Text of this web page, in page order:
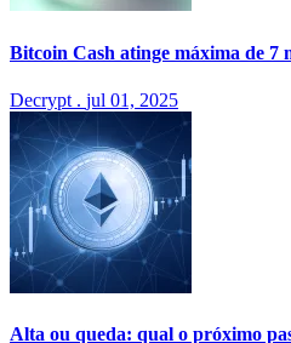
Bitcoin Cash atinge máxima de 7
Decrypt . jul 01, 2025
Alta ou queda: qual o próximo